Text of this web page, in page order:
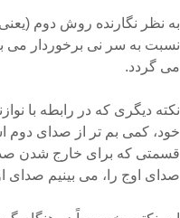
به نظر نگارنده روش دوم
نسبت به سر نی برخوردار می
می گردد.
نکته دیگری که در رابطه با
خود، کمی بم تر از صدای دوم
قسمتی که برای خارج شدن
صدای اوج را، می بینیم صدای